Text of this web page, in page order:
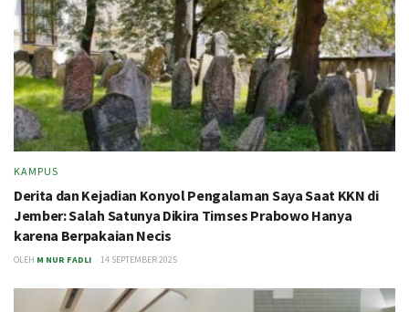
KAMPUS
Derita dan Kejadian Konyol Pengalaman Saya Saat KKN di
Jember: Salah Satunya Dikira Timses Prabowo Hanya
karena Berpakaian Necis
OLEH M NUR FADLI 14 SEPTEMBER 2025